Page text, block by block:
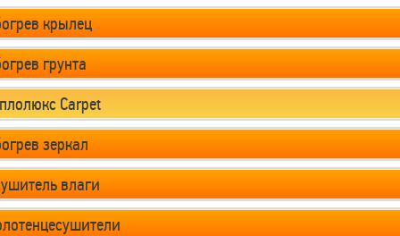
крылец
грунта
Carpet
зеркал
влаги